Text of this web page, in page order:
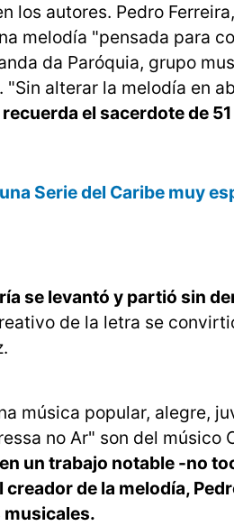
los autores. Pedro
melodía "pensada para
da Paróquia, grupo
alterar la melodía en
el sacerdote de
Serie del Caribe muy
se levantó y partió sin
de la letra se
música popular, alegre,
no Ar" son del músico
en un trabajo notable -no
de la melodía,